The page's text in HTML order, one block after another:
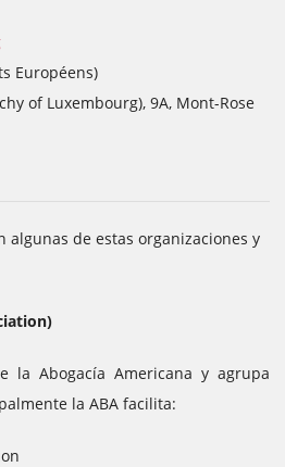
Européens)
of Luxembourg), 9A, Mont-Rose
algunas de estas organizaciones y
la Abogacía Americana y agrupa
la ABA facilita: